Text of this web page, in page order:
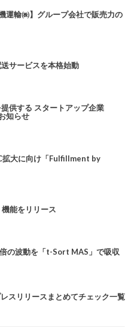
運輸㈱】グループ会社で販売力の
サービスを本格始動
供する スタートアップ企業
知らせ
拡大に向け「Fulfillment by
能をリリース
の波動を「t-Sort MAS」で吸収
スリリースまとめてチェック一覧